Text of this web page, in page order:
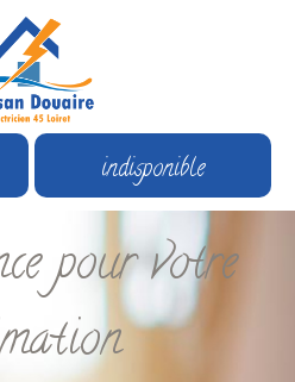
indisponible
pour votre